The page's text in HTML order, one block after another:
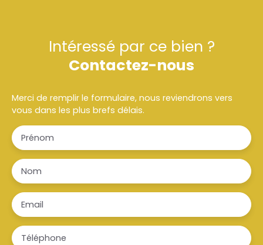
Intéressé par ce bien ?
Contactez-nous
Merci de remplir le formulaire, nous reviendrons vers
vous dans les plus brefs délais.
Prénom
Nom
Email
Téléphone